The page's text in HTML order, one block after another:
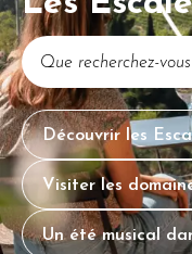
Que recherchez-
Découvrir les
Visiter les
Un été musical